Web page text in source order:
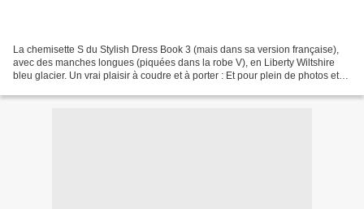
La chemisette S du Stylish Dress Book 3 (mais dans sa version française),
avec des manches longues (piquées dans la robe V), en Liberty Wiltshire
bleu glacier. Un vrai plaisir à coudre et à porter : Et pour plein de photos et